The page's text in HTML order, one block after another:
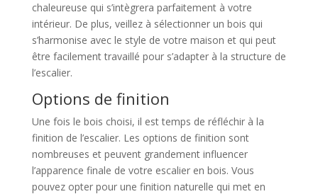
chaleureuse qui s’intègrera parfaitement à votre
intérieur. De plus, veillez à sélectionner un bois qui
s’harmonise avec le style de votre maison et qui peut
être facilement travaillé pour s’adapter à la structure de
l’escalier.
Options de finition
Une fois le bois choisi, il est temps de réfléchir à la
finition de l’escalier. Les options de finition sont
nombreuses et peuvent grandement influencer
l’apparence finale de votre escalier en bois. Vous
pouvez opter pour une finition naturelle qui met en